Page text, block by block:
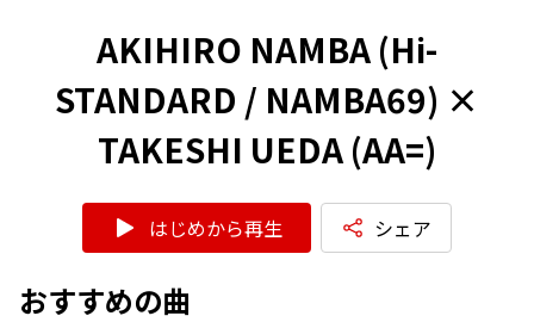
AKIHIRO NAMBA (Hi-
STANDARD / NAMBA69) ×
TAKESHI UEDA (AA=)
はじめから再生 シェア
おすすめの曲